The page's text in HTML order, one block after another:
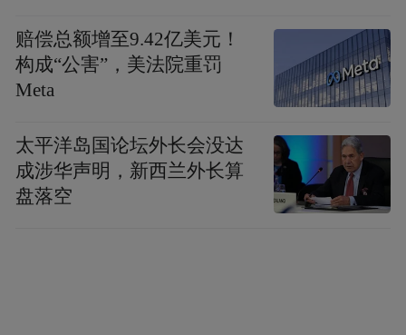
赔偿总额增至9.42亿美元！
构成“公害”，美法院重罚
Meta
太平洋岛国论坛外长会没达
成涉华声明，新西兰外长算
盘落空